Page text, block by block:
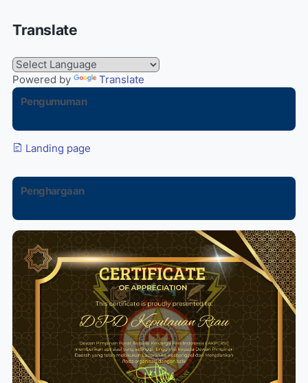
Translate
Powered by
Translate
Pengumuman
Landing page
Penghargaan